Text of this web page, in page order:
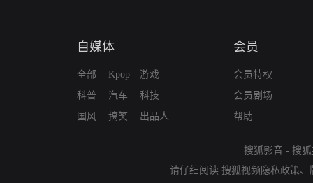
自媒体
全部
科普
国风
Kpop
汽车
搞笑
游戏
科技
出品人
会员
会员特权
会员剧场
帮助
搜狐影音 - 搜
请仔细阅读 搜狐视频隐私政策、